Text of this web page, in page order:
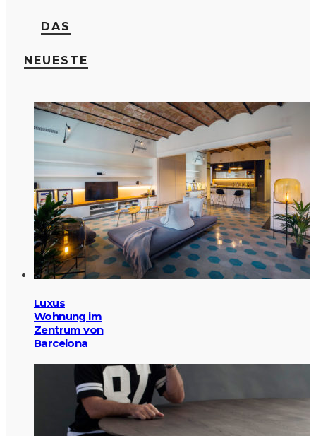
DAS
NEUESTE
Luxus
Wohnung im
Zentrum von
Barcelona